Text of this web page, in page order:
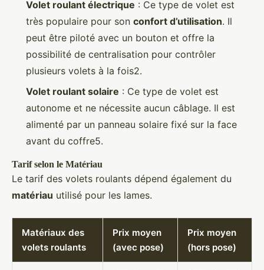
Volet roulant électrique : Ce type de volet est
très populaire pour son confort d’utilisation. Il
peut être piloté avec un bouton et offre la
possibilité de centralisation pour contrôler
plusieurs volets à la fois2.
Volet roulant solaire : Ce type de volet est
autonome et ne nécessite aucun câblage. Il est
alimenté par un panneau solaire fixé sur la face
avant du coffre5.
Tarif selon le Matériau
Le tarif des volets roulants dépend également du
matériau utilisé pour les lames.
Matériaux des
volets roulants
Prix moyen
(avec pose)
Prix moyen
(hors pose)